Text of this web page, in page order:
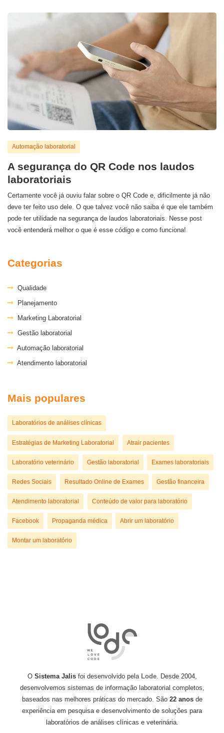
Automação laboratorial
A segurança do QR Code nos laudos
laboratoriais
Certamente você já ouviu falar sobre o QR Code e, dificilmente já não
deve ter feito uso dele. O que talvez você não saiba é que ele também
pode ter utilidade na segurança de laudos laboratoriais. Nesse post
você entenderá melhor o que é esse código e como funciona!
Categorias
Qualidade
Planejamento
Marketing Laboratorial
Gestão laboratorial
Automação laboratorial
Atendimento laboratorial
Mais populares
Laboratórios de análises clínicas
Estratégias de Marketing Laboratorial Atrair pacientes
Laboratório veterinário Gestão laboratorial Exames laboratoriais
Redes Sociais Resultado Online de Exames Gestão financeira
Atendimento laboratorial Conteúdo de valor para laboratório
Facebook Propaganda médica Abrir um laboratório
Montar um laboratório
O Sistema Jalisfoi desenvolvido pela Lode. Desde 2004,
desenvolvemos sistemas de informação laboratorial completos,
baseados nas melhores práticas do mercado. São 22 anosde
experiência em pesquisa e desenvolvimento de soluções para
laboratórios de análises clínicas e veterinária.